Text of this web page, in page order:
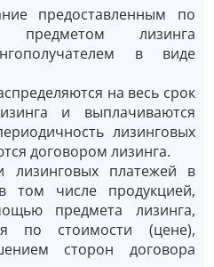
предоставленным по
предметом лизинга
в виде
на весь срок
и выплачиваются
лизинговых
договором лизинга.
лизинговых платежей в
том числе продукцией,
предмета лизинга,
по стоимости (цене),
сторон договора